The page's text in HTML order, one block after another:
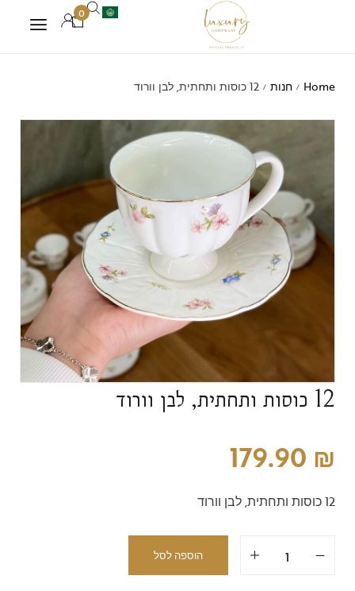
0
Home
/ חנות / 12 כוסות ותחתית, לבן וורוד
12 כוסות ותחתית, לבן וורוד
179.90 ₪
12 כוסות ותחתית, לבן וורוד
הוספה לסל